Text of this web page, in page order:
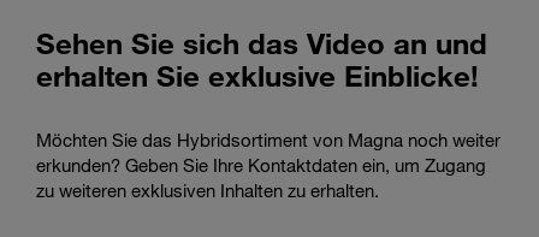
Sehen Sie sich das Video an und
erhalten Sie exklusive Einblicke!
Möchten Sie das Hybridsortiment von Magna noch weiter
erkunden? Geben Sie Ihre Kontaktdaten ein, um Zugang
zu weiteren exklusiven Inhalten zu erhalten.